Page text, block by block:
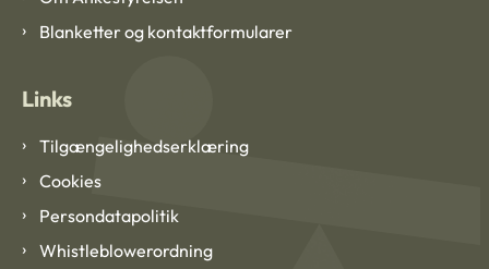
Blanketter og kontaktformularer
Links
Tilgængelighedserklæring
Cookies
Persondatapolitik
Whistleblowerordning